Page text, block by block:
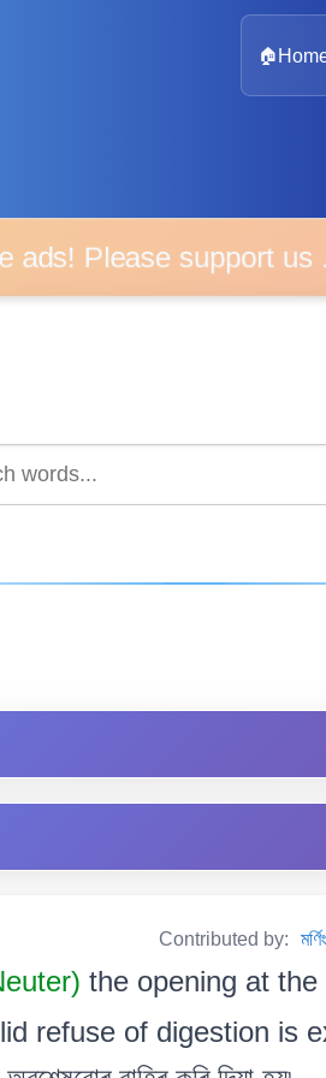
🏠
Please support
Contributed by:
the opening at
of digestion is